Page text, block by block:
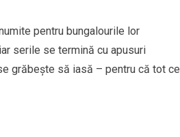
pentru bungalourile lor
serile se termină cu apusuri
grăbește să iasă – pentru că tot ce